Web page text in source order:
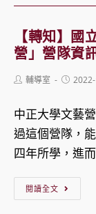
朝
陽
科
大
學
管
理
會
【轉知】
營」營隊資
Post輔導室
Post
中正大學文藝
過這個營隊，
四年所學，進
閱讀全文